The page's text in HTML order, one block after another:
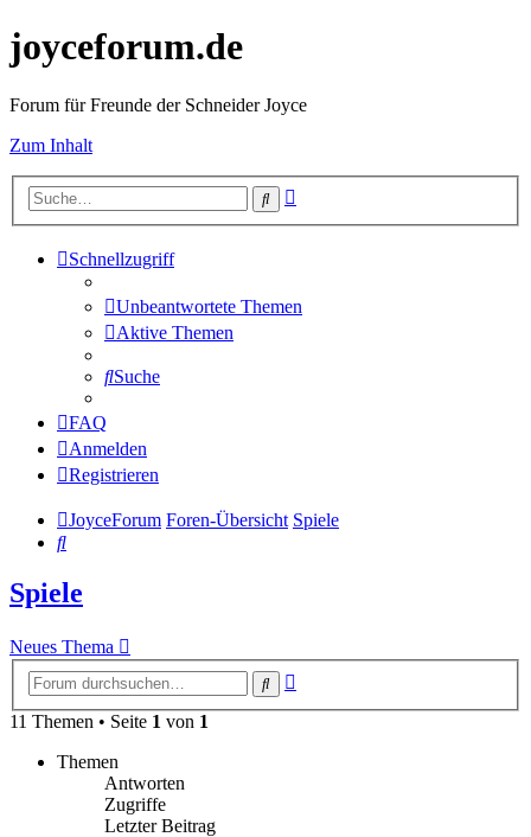
joyceforum.de
Forum für Freunde der Schneider Joyce
Zum Inhalt
Suche
Schnellzugriff
Unbeantwortete Themen
Aktive Themen
Suche
FAQ
Anmelden
Registrieren
JoyceForum Foren-Übersicht Spiele
Suche
Spiele
Neues Thema
Suche
11 Themen • Seite 1 von 1
Themen
Antworten
Zugriffe
Letzter Beitrag